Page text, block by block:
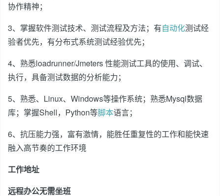
协作精神；
3、掌握软件测试技术、测试流程及方法；有自动化测试经
验者优先，有分布式系统测试经验优先；
4、熟悉loadrunner/Jmeters 性能测试工具的使用、调试、
执行，具备测试数据的分析能力；
5、熟悉、Linux、Windows等操作系统；熟悉Mysql数据
库；掌握Shell，Python等脚本语言；
6、抗压能力强，富有激情，能胜任重复性的工作和能快速
融入高节奏的工作环境
工作地址
远程办公无需坐班